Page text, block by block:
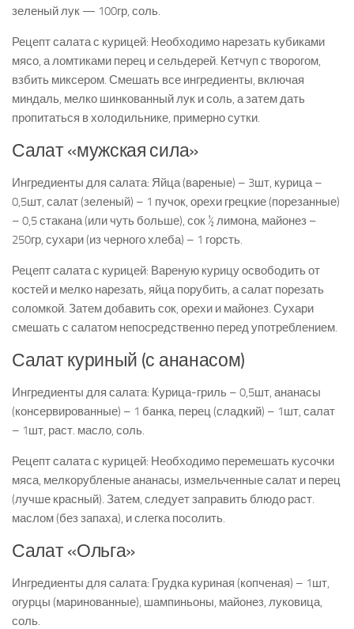
зеленый лук — 100гр, соль.
Рецепт салата с курицей: Необходимо нарезать кубиками
мясо, а ломтиками перец и сельдерей. Кетчуп с творогом,
взбить миксером. Смешать все ингредиенты, включая
миндаль, мелко шинкованный лук и соль, а затем дать
пропитаться в холодильнике, примерно сутки.
Салат «мужская сила»
Ингредиенты для салата: Яйца (вареные) – 3шт, курица –
0,5шт, салат (зеленый) – 1 пучок, орехи грецкие (порезанные)
– 0,5 стакана (или чуть больше), сок ½ лимона, майонез –
250гр, сухари (из черного хлеба) – 1 горсть.
Рецепт салата с курицей: Вареную курицу освободить от
костей и мелко нарезать, яйца порубить, а салат порезать
соломкой. Затем добавить сок, орехи и майонез. Сухари
смешать с салатом непосредственно перед употреблением.
Салат куриный (с ананасом)
Ингредиенты для салата: Курица-гриль – 0,5шт, ананасы
(консервированные) – 1 банка, перец (сладкий) – 1шт, салат
– 1шт, раст. масло, соль.
Рецепт салата с курицей: Необходимо перемешать кусочки
мяса, мелкорубленые ананасы, измельченные салат и перец
(лучше красный). Затем, следует заправить блюдо раст.
маслом (без запаха), и слегка посолить.
Салат «Ольга»
Ингредиенты для салата: Грудка куриная (копченая) – 1шт,
огурцы (маринованные), шампиньоны, майонез, луковица,
соль.